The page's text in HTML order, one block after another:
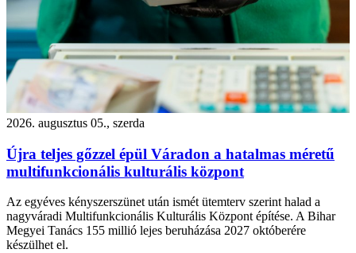
2026. augusztus 05., szerda
Újra teljes gőzzel épül Váradon a hatalmas méretű
multifunkcionális kulturális központ
Az egyéves kényszerszünet után ismét ütemterv szerint halad a
nagyváradi Multifunkcionális Kulturális Központ építése. A Bihar
Megyei Tanács 155 millió lejes beruházása 2027 októberére
készülhet el.